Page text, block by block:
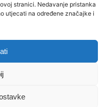
stranici. Nedavanje pristanka
utjecati na određene značajke i
udruge
Dubrava u Srcu